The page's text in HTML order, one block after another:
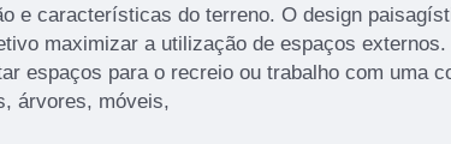
e características do terreno. O design
maximizar a utilização de espaços
espaços para o recreio ou trabalho com uma
árvores, móveis,